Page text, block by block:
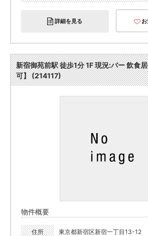
詳細を見る
新宿御苑前駅 徒歩1分 1F 現況:バー 飲食
可】 (214117)
物件概要
住所 東京都新宿区新宿一丁目13-12